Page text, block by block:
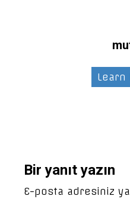
Bir yanıt yazın
E-posta adresiniz